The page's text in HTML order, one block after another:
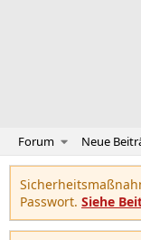
Forum Neue
Passwort. Siehe